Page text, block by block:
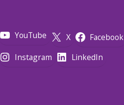
YouTube X
Facebook
Instagram
LinkedIn